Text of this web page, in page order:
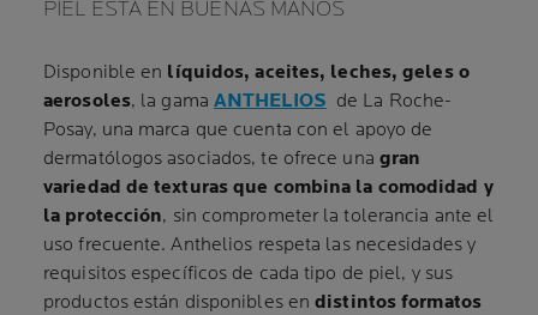
PIEL ESTÁ EN BUENAS MANOS
Disponible en líquidos, aceites, leches, geles o
aerosoles, la gama ANTHELIOS de La Roche-
Posay, una marca que cuenta con el apoyo de
dermatólogos asociados, te ofrece una gran
variedad de texturas que combina la comodidad y
la protección, sin comprometer la tolerancia ante el
uso frecuente. Anthelios respeta las necesidades y
requisitos específicos de cada tipo de piel, y sus
productos están disponibles endistintos formatos